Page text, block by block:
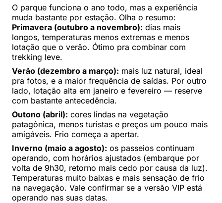
O parque funciona o ano todo, mas a experiência
muda bastante por estação. Olha o resumo:
Primavera (outubro a novembro): dias mais
longos, temperaturas menos extremas e menos
lotação que o verão. Ótimo pra combinar com
trekking leve.
Verão (dezembro a março): mais luz natural, ideal
pra fotos, e a maior frequência de saídas. Por outro
lado, lotação alta em janeiro e fevereiro — reserve
com bastante antecedência.
Outono (abril): cores lindas na vegetação
patagônica, menos turistas e preços um pouco mais
amigáveis. Frio começa a apertar.
Inverno (maio a agosto): os passeios continuam
operando, com horários ajustados (embarque por
volta de 9h30, retorno mais cedo por causa da luz).
Temperaturas muito baixas e mais sensação de frio
na navegação. Vale confirmar se a versão VIP está
operando nas suas datas.